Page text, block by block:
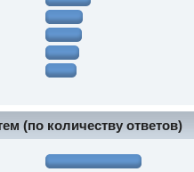
(по количеству ответов)